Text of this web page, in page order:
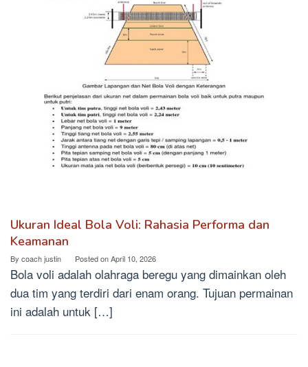
Ukuran Ideal Bola Voli: Rahasia Performa dan
Keamanan
By coach justin Posted onApril 10, 2026
Bola voli adalah olahraga beregu yang dimainkan oleh
dua tim yang terdiri dari enam orang. Tujuan permainan
ini adalah untuk […]